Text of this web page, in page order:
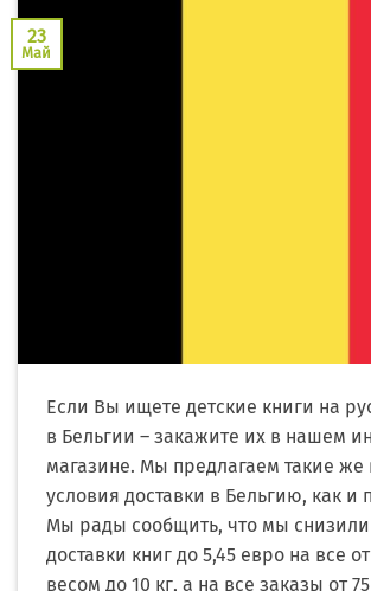
23
Май
Если Вы ищете детские книги на
в Бельгии – закажите их в нашем
магазине. Мы предлагаем такие
условия доставки в Бельгию, как и
Мы рады сообщить, что мы снизили
доставки книг до 5,45 евро на все
весом до 10 кг, а на все заказы от